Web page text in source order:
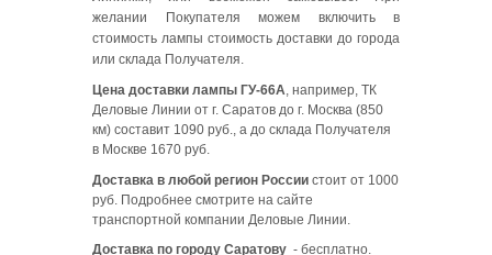
желании Покупателя можем включить в
стоимость лампы стоимость доставки до города
или склада Получателя.
Цена доставки лампы ГУ-66А, например, ТК
Деловые Линии от г. Саратов до г. Москва (850
км) составит 1090 руб., а до склада Получателя
в Москве 1670 руб.
Доставка в любой регион России стоит от 1000
руб. Подробнее смотрите на сайте
транспортной компании Деловые Линии.
Доставка по городу Саратову - бесплатно.